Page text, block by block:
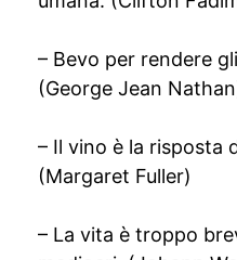
– Bevo per rendere
(George Jean
– Il vino è la risposta
(Margaret Fuller)
– La vita è troppo